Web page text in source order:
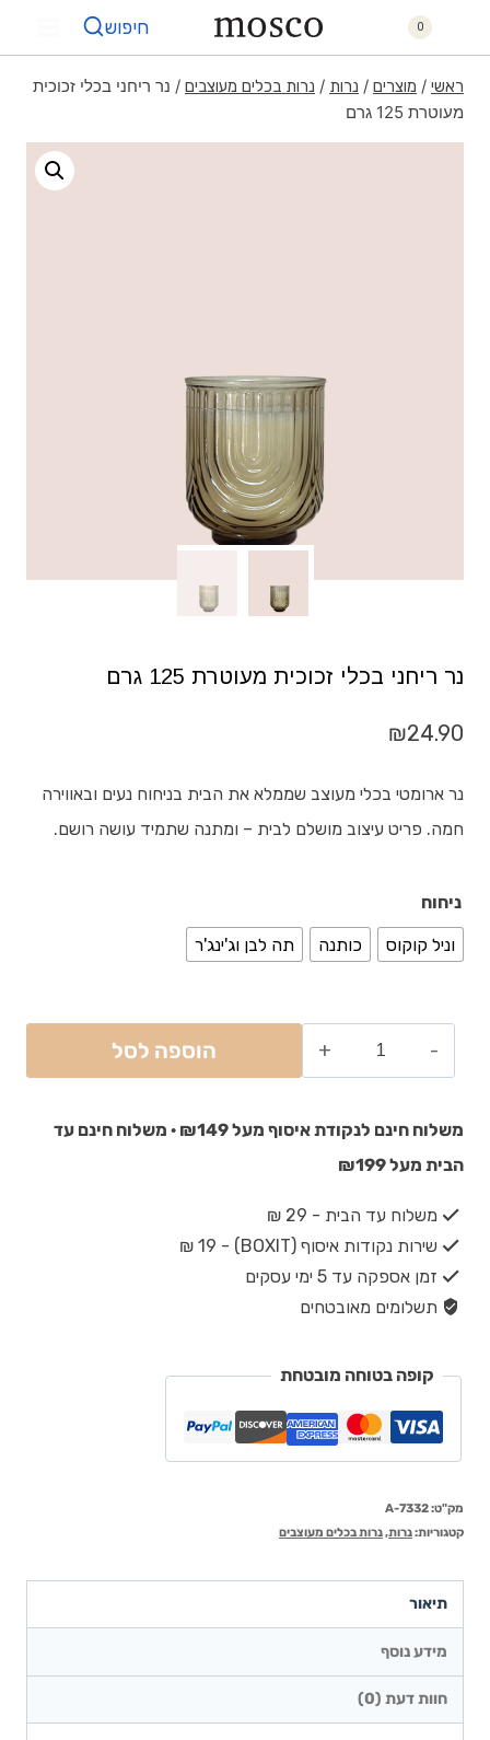
0 חיפוש
ראשי / מוצרים / נרות / נרות בכלים מעוצבים / נר ריחני בכלי זכוכית
מעוטרת 125 גרם
נר ריחני בכלי זכוכית מעוטרת 125 גרם
₪24.90
נר ארומטי בכלי מעוצב שממלא את הבית בניחוח נעים ובאווירה
חמה. פריט עיצוב מושלם לבית – ומתנה שתמיד עושה רושם.
ניחוח
וניל קוקוס כותנה תה לבן וג'ינג'ר
הוספה לסל
משלוח חינם לנקודת איסוף מעל ₪149 · משלוח חינם עד
הבית מעל ₪199
משלוח עד הבית - 29 ₪
שירות נקודות איסוף (BOXIT) - 19 ₪
זמן אספקה עד 5 ימי עסקים
תשלומים מאובטחים
קופה בטוחה מובטחת
מק"ט:7332-A
קטגוריות:נרות,נרות בכלים מעוצבים
תיאור
מידע נוסף
חוות דעת (0)